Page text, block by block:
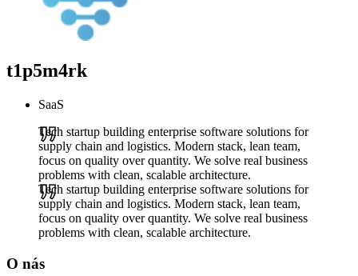
t1p5m4rk
SaaS
Tech startup building enterprise software solutions for
supply chain and logistics. Modern stack, lean team,
focus on quality over quantity. We solve real business
problems with clean, scalable architecture.
Tech startup building enterprise software solutions for
supply chain and logistics. Modern stack, lean team,
focus on quality over quantity. We solve real business
problems with clean, scalable architecture.
O nás